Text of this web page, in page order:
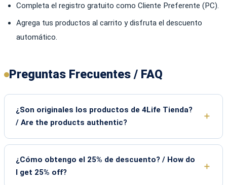
Completa el registro gratuito como Cliente Preferente (PC).
Agrega tus productos al carrito y disfruta el descuento
automático.
Preguntas Frecuentes / FAQ
¿Son originales los productos de 4Life Tienda?
/ Are the products authentic?
¿Cómo obtengo el 25% de descuento? / How do
I get 25% off?